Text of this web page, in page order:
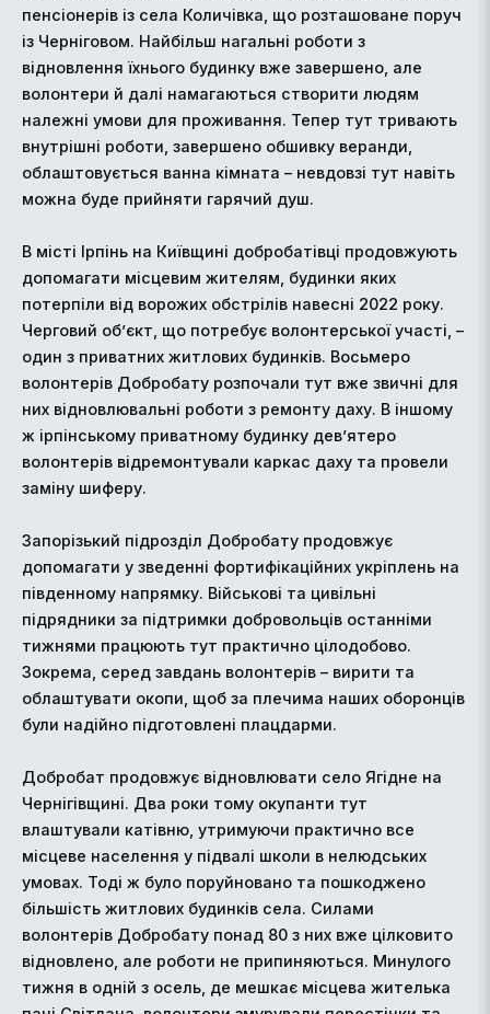
пенсіонерів із села Количівка, що розташоване поруч
із Черніговом. Найбільш нагальні роботи з
відновлення їхнього будинку вже завершено, але
волонтери й далі намагаються створити людям
належні умови для проживання. Тепер тут тривають
внутрішні роботи, завершено обшивку веранди,
облаштовується ванна кімната – невдовзі тут навіть
можна буде прийняти гарячий душ.
В місті Ірпінь на Київщині добробатівці продовжують
допомагати місцевим жителям, будинки яких
потерпіли від ворожих обстрілів навесні 2022 року.
Черговий об’єкт, що потребує волонтерської участі, –
один з приватних житлових будинків. Восьмеро
волонтерів Добробату розпочали тут вже звичні для
них відновлювальні роботи з ремонту даху. В іншому
ж ірпінському приватному будинку дев’ятеро
волонтерів відремонтували каркас даху та провели
заміну шиферу.
Запорізький підрозділ Добробату продовжує
допомагати у зведенні фортифікаційних укріплень на
південному напрямку. Військові та цивільні
підрядники за підтримки добровольців останніми
тижнями працюють тут практично цілодобово.
Зокрема, серед завдань волонтерів – вирити та
облаштувати окопи, щоб за плечима наших оборонців
були надійно підготовлені плацдарми.
Добробат продовжує відновлювати село Ягідне на
Чернігівщині. Два роки тому окупанти тут
влаштували катівню, утримуючи практично все
місцеве населення у підвалі школи в нелюдських
умовах. Тоді ж було поруйновано та пошкоджено
більшість житлових будинків села. Силами
волонтерів Добробату понад 80 з них вже цілковито
відновлено, але роботи не припиняються. Минулого
тижня в одній з осель, де мешкає місцева жителька